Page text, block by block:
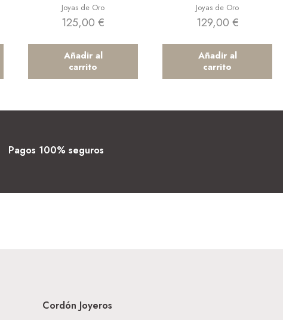
Joyas de Oro
125,00€
Añadir al
carrito
Joyas de Oro
129,00 €
Añadir al
carrito
Pagos 100% seguros
Cordón Joyeros